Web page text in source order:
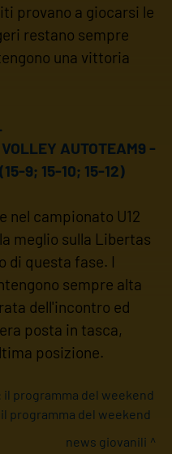
provano a giocarsi le
restano sempre
una vittoria
AUTOTEAM9 -
9; 15-10; 15-12)
nel campionato U12
meglio sulla Libertas
di questa fase. I
sempre alta
dell'incontro ed
posta in tasca,
posizione.
programma del weekend
programma del weekend
news giovanili